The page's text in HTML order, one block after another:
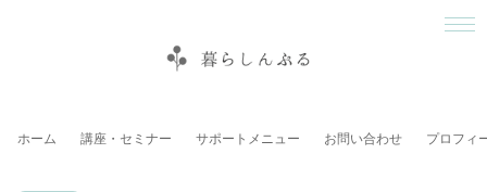
ホーム 講座・セミナー サポートメニュー お問い合わせ プロフィ